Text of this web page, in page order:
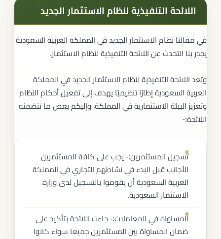
اللائحة التنفيذية لنظام الاستثمار الجديد
في مقالنا نظام الاستثمار الجديد في المملكة العربية السعودية
يجدر بنا التحدث عن اللائحة التنفيذية لنظام الاستثمار.
وتعد اللائحة التنفيذية لنظام الاستثمار الجديد في المملكة
العربية السعودية إطارًا تنظيميًا يهدف إلى تفعيل أحكام النظام
وتعزيز البيئة الاستثمارية في المملكة، وإليكم بعض ما تتضمنه
اللائحة:-
تسجيل المستثمرين:- يجب على كافة المستثمرين
الأجانب قبل البدء في نشاطهم التجاري في المملكة
العربية السعودية أن يقوموا بالتسجيل لدى وزارة
الاستثمار السعودية.
المساواة في المعاملات:- جاءت اللائحة بتأكيد على
ضمان المساواة بين المستثمرين جميعا سواء كانوا